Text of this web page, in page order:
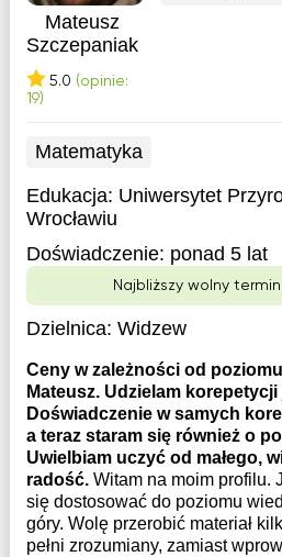
Mateusz
Szczepaniak
5.0 (opinie:
19)
Matematyka
Edukacja: Uniwersytet
Wrocławiu
Doświadczenie: ponad 5 lat
Najbliższy wolny termin:
Dzielnica: Widzew
Ceny w zależności od
Mateusz. Udzielam korepetycji
Doświadczenie w samych
a teraz staram się również o
Uwielbiam uczyć od małego,
radość. Witam na moim profilu.
się dostosować do poziomu
góry. Wolę przerobić materiał
pełni zrozumiany, zamiast